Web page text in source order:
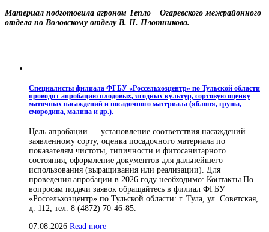
Материал подготовила агроном Тепло – Огаревского межрайонного
отдела по Воловскому отделу В. Н. Плотникова.
Специалисты филиала ФГБУ «Россельхозцентр» по Тульской области
проводят апробацию плодовых, ягодных культур, сортовую оценку
маточных насаждений и посадочного материала (яблоня, груша,
смородина, малина и др.).
Цель апробации — установление соответствия насаждений
заявленному сорту, оценка посадочного материала по
показателям чистоты, типичности и фитосанитарного
состояния, оформление документов для дальнейшего
использования (выращивания или реализации). Для
проведения апробации в 2026 году необходимо: Контакты По
вопросам подачи заявок обращайтесь в филиал ФГБУ
«Россельхозцентр» по Тульской области: г. Тула, ул. Советская,
д. 112, тел. 8 (4872) 70-46-85.
07.08.2026 Read more